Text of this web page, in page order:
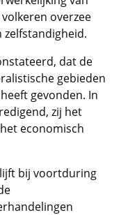
overzee
zelfstandigheid.
dat de
gebieden
gevonden. In
zij het
economisch
bij voortduring